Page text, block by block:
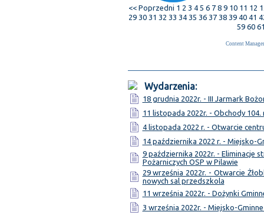
<< Poprzedni 1 2 3 4 5 6 7 8 9 10 11 12
29 30 31 32 33 34 35 36 37 38 39 40 41
59 60
Content
Wydarzenia:
18 grudnia 2022r. - III Jarmark
11 listopada 2022r. - Obchody
4 listopada 2022 r. - Otwarcie
14 października 2022 r. - Miejsko-
9 października 2022r. - Eliminacje
Pożarniczych OSP w Pilawie
29 września 2022r. - Otwarcie
nowych sal przedszkola
11 września 2022r. - Dożynki
3 września 2022r. - Miejsko-